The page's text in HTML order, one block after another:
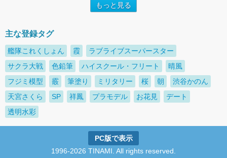
もっと見る
主な登録タグ
艦隊これくしょん 霞
ラブライブスーパースター
サクラ大戦
色鉛筆 ハイスクール・フリート
晴風
フジミ模型
霰 筆塗り ミリタリー 桜 朝
渋谷かのん
天宮さくら
SP 祥鳳 プラモデル お花見
デート
透明水彩
PC版で表示
1996-2026 TINAMI. All rights reserved.